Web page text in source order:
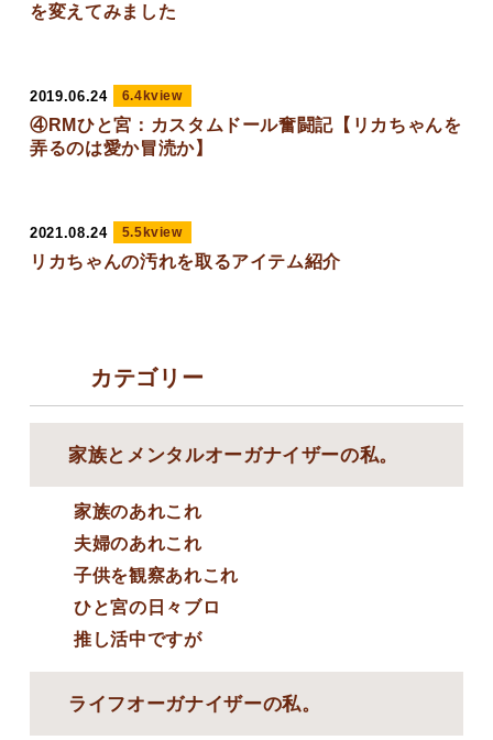
を変えてみました
2019.06.24 6.4kview
④RMひと宮：カスタムドール奮闘記【リカちゃんを
弄るのは愛か冒涜か】
2021.08.24 5.5kview
リカちゃんの汚れを取るアイテム紹介
カテゴリー
家族とメンタルオーガナイザーの私。
家族のあれこれ
夫婦のあれこれ
子供を観察あれこれ
ひと宮の日々ブロ
推し活中ですが
ライフオーガナイザーの私。